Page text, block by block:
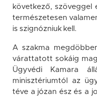
következő, szöveggel
természetesen
is szignózniuk kell.
A szakma
várattatott sokáig
Ügyvédi Kamara
minisztériumtól az
téve a józan ész és a